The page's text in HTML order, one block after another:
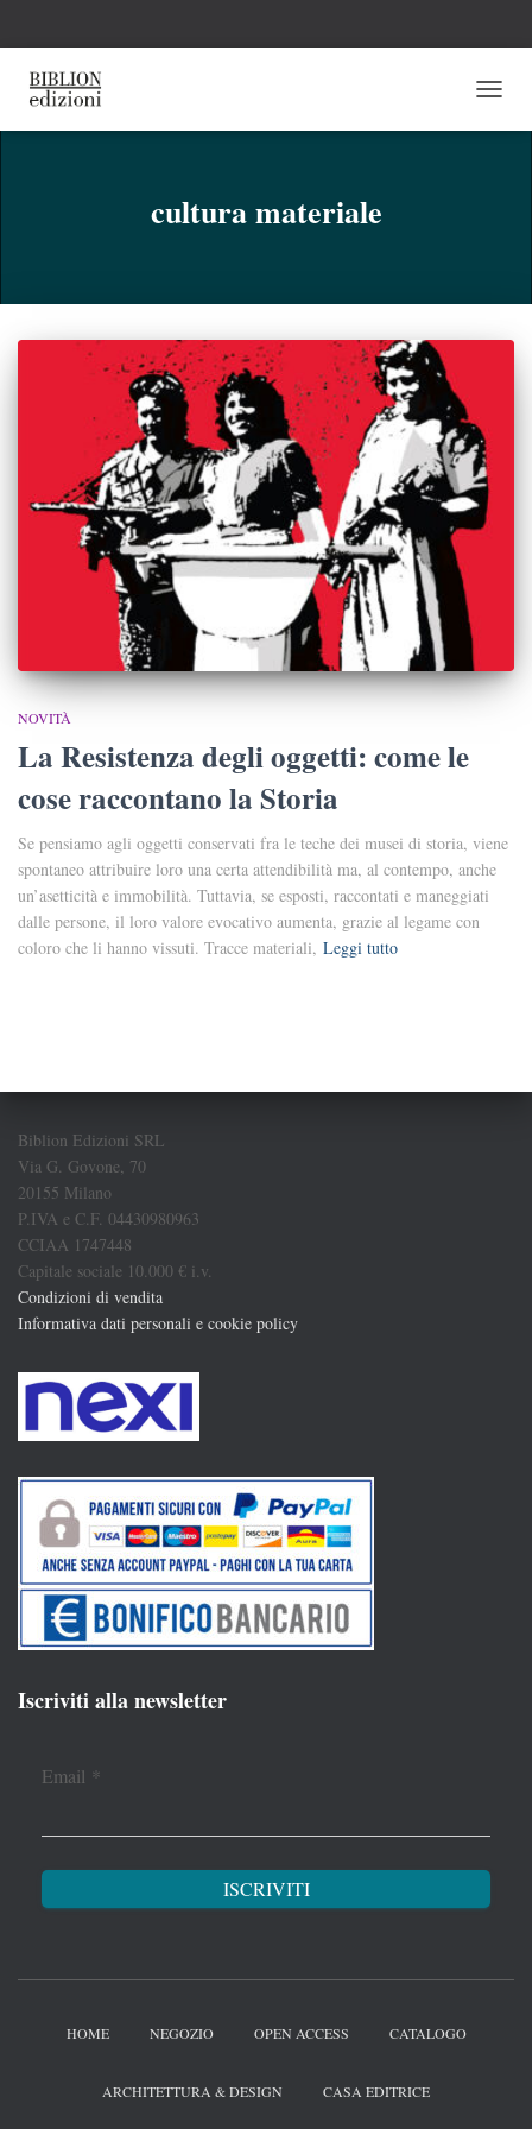
cultura materiale
NOVITÀ
La Resistenza degli oggetti: come le
cose raccontano la Storia
Se pensiamo agli oggetti conservati fra le teche dei musei di storia, viene
spontaneo attribuire loro una certa attendibilità ma, al contempo, anche
un’asetticità e immobilità. Tuttavia, se esposti, raccontati e maneggiati
dalle persone, il loro valore evocativo aumenta, grazie al legame con
coloro che li hanno vissuti. Tracce materiali, Leggi tutto
Biblion Edizioni SRL
Via G. Govone, 70
20155 Milano
P.IVA e C.F. 04430980963
CCIAA 1747448
Capitale sociale 10.000 € i.v.
Condizioni di vendita
Informativa dati personali e cookie policy
Iscriviti alla newsletter
Email *
HOME NEGOZIO OPEN ACCESS CATALOGO
ARCHITETTURA & DESIGN CASA EDITRICE